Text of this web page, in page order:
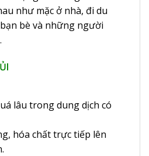
như mặc ở nhà, đi du
bè và những người
lâu trong dung dịch có
hóa chất trực tiếp lên